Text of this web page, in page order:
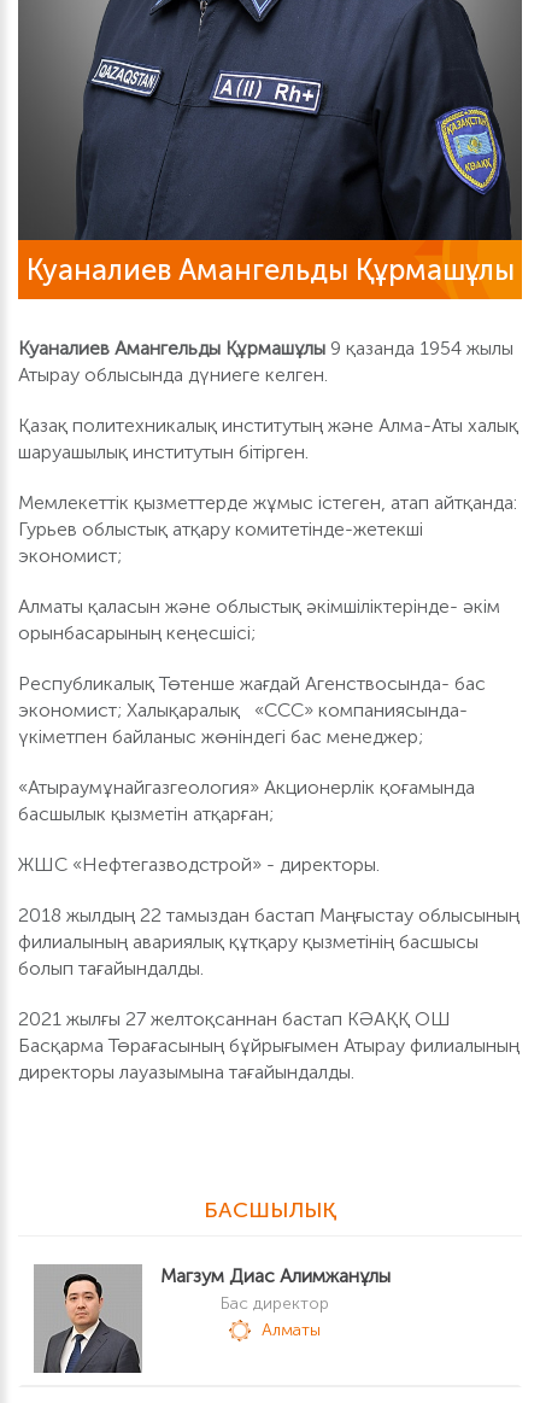
Куаналиев Амангельды Құрмашұлы
Куаналиев Амангельды Құрмашұлы 9 қазанда 1954 жылы
Атырау облысында дүниеге келген.
Қазақ политехникалық институтың және Алма-Аты халық
шаруашылық институтын бітірген.
Мемлекеттік қызметтерде жұмыс істеген, атап айтқанда:
Гурьев облыстық атқару комитетінде-жетекші
экономист;
Алматы қаласын және облыстық әкімшіліктерінде- әкім
орынбасарының кеңесшісі;
Республикалық Төтенше жағдай Агенствосында- бас
экономист; Халықаралық «ССС» компаниясында-
үкіметпен байланыс жөніндегі бас менеджер;
«Атыраумұнайгазгеология» Акционерлік қоғамында
басшылык қызметін атқарған;
ЖШС «Нефтегазводстрой» - директоры.
2018 жылдың 22 тамыздан бастап Маңғыстау облысының
филиалының авариялық құтқару қызметінің басшысы
болып тағайындалды.
2021 жылғы 27 желтоқсаннан бастап КӘАҚҚ ОШ
Басқарма Төрағасының бұйрығымен Атырау филиалының
директоры лауазымына тағайындалды.
БАСШЫЛЫҚ
Магзум Диас Алимжанұлы
Бас директор
Алматы